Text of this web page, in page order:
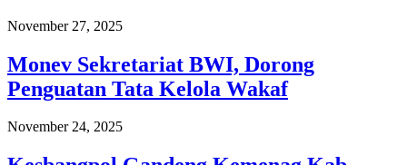
November 27, 2025
Monev Sekretariat BWI, Dorong
Penguatan Tata Kelola Wakaf
November 24, 2025